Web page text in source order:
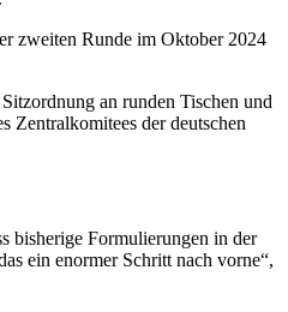
zweiten Runde im Oktober 2024
an runden Tischen und
Zentralkomitees der deutschen
bisherige Formulierungen in der
ein enormer Schritt nach vorne“,